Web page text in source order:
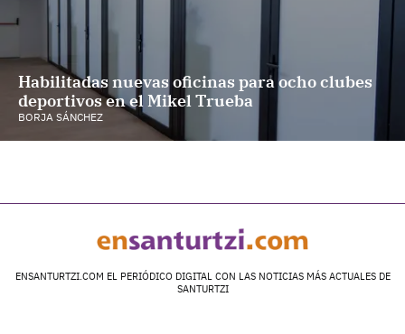
Habilitadas nuevas oficinas para ocho clubes
deportivos en el Mikel Trueba
BORJA SÁNCHEZ
ENSANTURTZI.COM EL PERIÓDICO DIGITAL CON LAS NOTICIAS MÁS ACTUALES DE
SANTURTZI